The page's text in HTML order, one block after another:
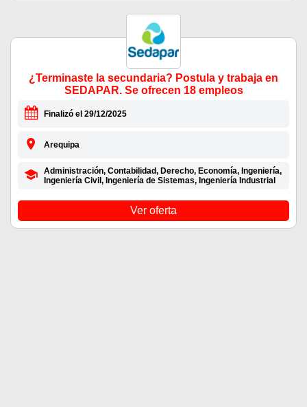
¿Terminaste la secundaria? Postula y trabaja en
SEDAPAR. Se ofrecen 18 empleos
Finalizó el 29/12/2025
Arequipa
Administración, Contabilidad, Derecho, Economía, Ingeniería,
Ingeniería Civil, Ingeniería de Sistemas, Ingeniería Industrial
Ver oferta